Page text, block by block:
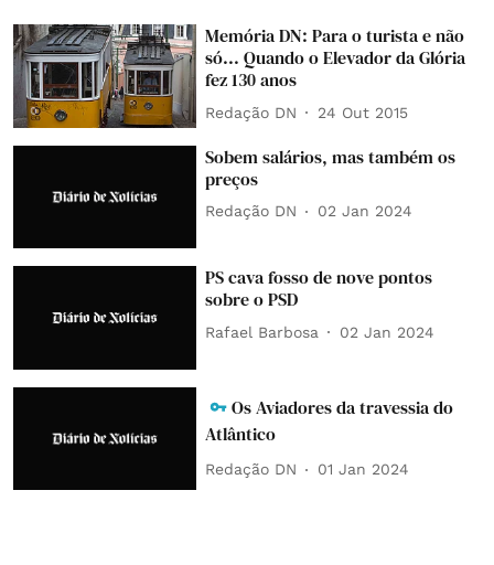
Memória DN: Para o turista e não
só... Quando o Elevador da Glória
fez 130 anos
Redação DN 24 Out 2015
Sobem salários, mas também os
preços
Redação DN 02 Jan 2024
PS cava fosso de nove pontos
sobre o PSD
Rafael Barbosa 02 Jan 2024
Os Aviadores da travessia do
Atlântico
Redação DN 01 Jan 2024